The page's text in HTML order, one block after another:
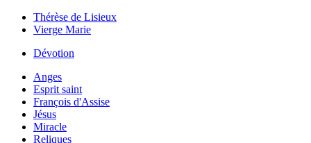
Thérèse de Lisieux
Vierge Marie
Dévotion
Anges
Esprit saint
François d'Assise
Jésus
Miracle
Reliques